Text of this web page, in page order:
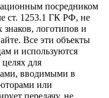
посредником
ст. 1253.1 ГК РФ, не
знаков, логотипов и
Все эти объекты
и используются
для
вводимыми в
или
передачу, не